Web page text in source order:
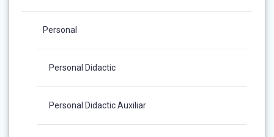
Personal
Personal Didactic
Personal Didactic Auxiliar